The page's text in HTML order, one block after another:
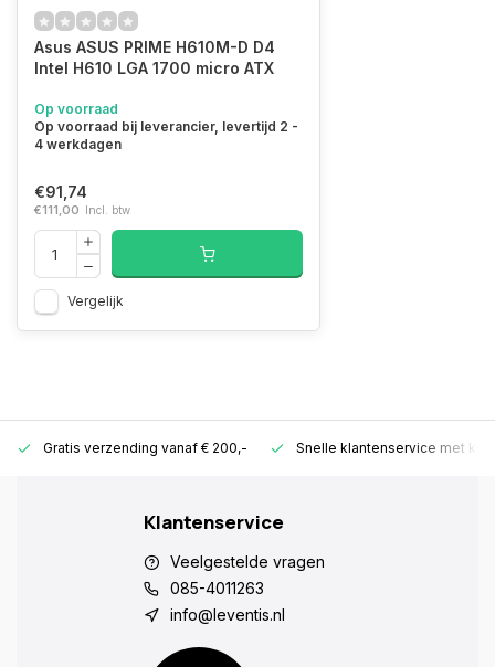
Asus ASUS PRIME H610M-D D4
Intel H610 LGA 1700 micro ATX
Op voorraad
Op voorraad bij leverancier, levertijd 2 -
4 werkdagen
€91,74
€111,00 Incl. btw
Vergelijk
Gratis verzending vanaf € 200,- Snelle klantenservice met
Klantenservice
Veelgestelde vragen
085-4011263
info@leventis.nl